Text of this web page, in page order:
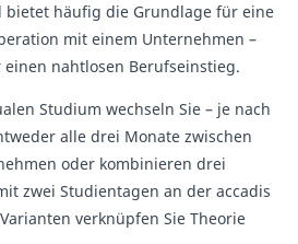
bietet häufig die Grundlage für eine
mit einem Unternehmen –
nahtlosen Berufseinstieg.
Studium wechseln Sie – je nach
alle drei Monate zwischen
oder kombinieren drei
zwei Studientagen an der accadis
verknüpfen Sie Theorie